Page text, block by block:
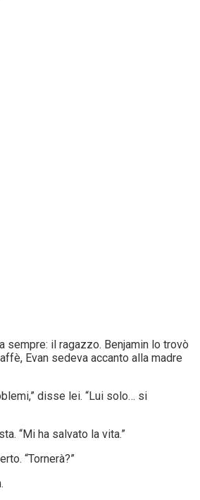
sempre: il ragazzo. Benjamin lo trovò
Evan sedeva accanto alla madre
disse lei. “Lui solo… si
“Mi ha salvato la vita.”
“Tornerà?”